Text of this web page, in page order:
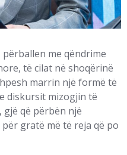
me qëndrime
të cilat në shoqërinë
marrin një formë të
diskursit mizogjin të
që përbën një
gratë më të reja që po